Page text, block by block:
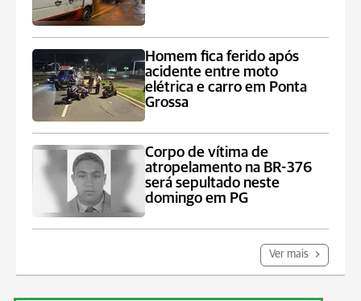
Homem fica ferido após
acidente entre moto
elétrica e carro em Ponta
Grossa
Corpo de vítima de
atropelamento na BR-376
será sepultado neste
domingo em PG
Ver mais